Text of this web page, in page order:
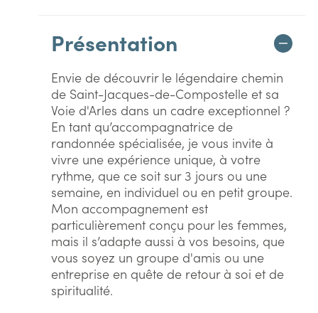
Présentation
Envie de découvrir le légendaire chemin
de Saint-Jacques-de-Compostelle et sa
Voie d'Arles dans un cadre exceptionnel ?
En tant qu’accompagnatrice de
randonnée spécialisée, je vous invite à
vivre une expérience unique, à votre
rythme, que ce soit sur 3 jours ou une
semaine, en individuel ou en petit groupe.
Mon accompagnement est
particulièrement conçu pour les femmes,
mais il s’adapte aussi à vos besoins, que
vous soyez un groupe d'amis ou une
entreprise en quête de retour à soi et de
spiritualité.